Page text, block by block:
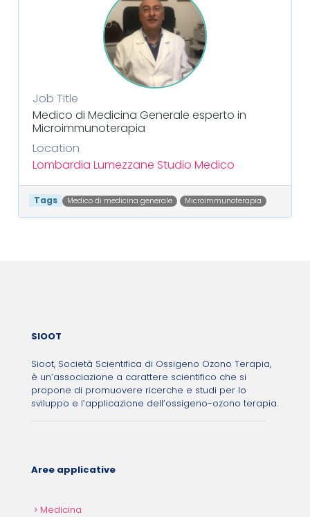
Job Title
Medico di Medicina Generale esperto in
Microimmunoterapia
Location
Lombardia Lumezzane Studio Medico
Tags Medico di medicina generale Microimmunoterapia
SIOOT
Sioot, Società Scientifica di Ossigeno Ozono Terapia,
è un’associazione a carattere scientifico che si
propone di promuovere ricerche e studi per lo
sviluppo e l’applicazione dell’ossigeno-ozono terapia.
Aree applicative
Medicina